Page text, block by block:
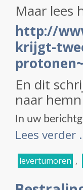
Maar lees
http://
krijgt-
En dit
naar
In uw
Lees verder
levertumoren ,